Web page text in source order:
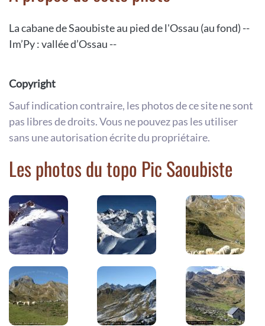
La cabane de Saoubiste au pied de l'Ossau (au fond) --
Im’Py : vallée d’Ossau --
Copyright
Sauf indication contraire, les photos de ce site ne sont
pas libres de droits. Vous ne pouvez pas les utiliser
sans une autorisation écrite du propriétaire.
Les photos du topo Pic Saoubiste